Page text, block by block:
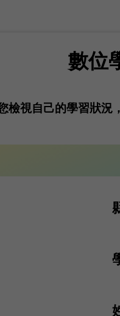
數位
檢視自己的學習狀